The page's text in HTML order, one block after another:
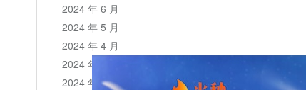
2024 年 6 月
2024 年 5 月
2024 年 4 月
2024 年 3 月
2024 年 2 月